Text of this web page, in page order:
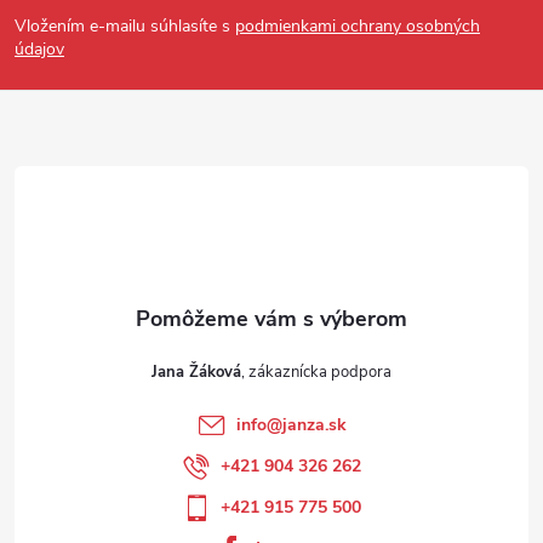
Vložením e-mailu súhlasíte s podmienkami ochrany osobných
údajov
Jana Žáková
info@janza.sk
+421 904 326 262
+421 915 775 500